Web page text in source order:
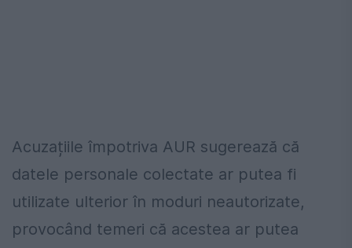
Acuzațiile împotriva AUR sugerează că
datele personale colectate ar putea fi
utilizate ulterior în moduri neautorizate,
provocând temeri că acestea ar putea